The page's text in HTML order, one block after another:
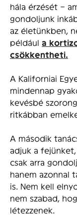
hála érzését –
gondoljunk
az életünkben,
például a
csökkentheti.
A Kaliforniai
mindennap
kevésbé
ritkábban
A második
adjuk a
csak arra
hanem azonnal
is. Nem kell
nem szabad,
létezzenek.